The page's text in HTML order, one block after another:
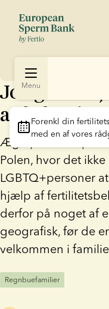
Menu
Forenkl din
med en af vores
Jo og Viv
at få
Ægteparret Jo på
Polen, hvor det
LGBTQ+personer
hjælp af
derfor på noget af
geografisk, før de
velkommen i
Regnbuefamilier